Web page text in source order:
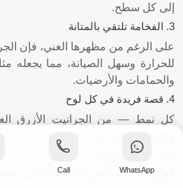
إلى كل سطح.
3. الفخامة تلتقي بالمتانة
على الرغم من مظهرها الغني، فإن
للحرارة وسهل الصيانة، مما يجعله
والحمامات والأرضيات.
4. قصة فريدة في كل لوح
كل نمط — من الجرانيت الأزرق
الحديثة أو الكلاسيكية.
أنواع الجرانيت الغريب المتاحة في ستون
WhatsApp
Call